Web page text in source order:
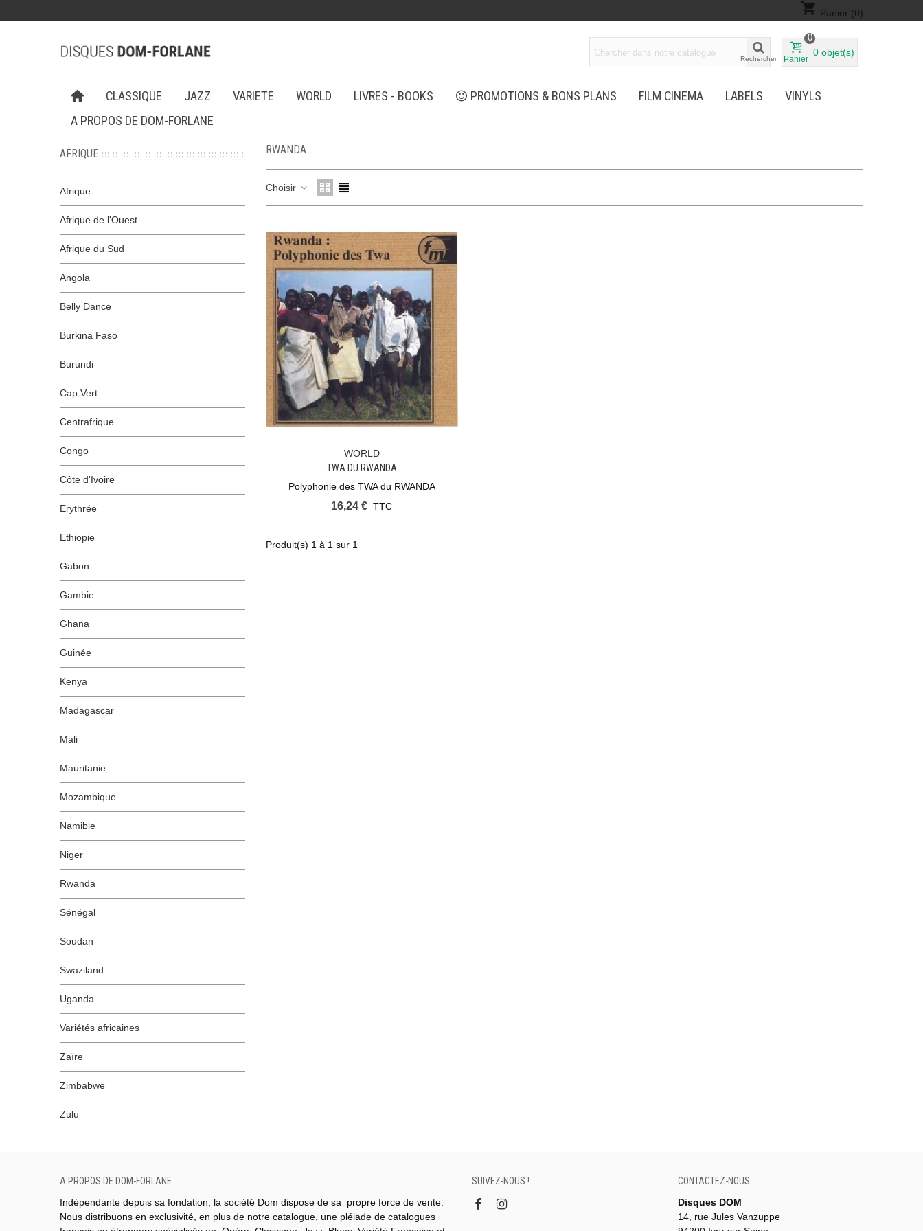
shopping_cart Panier (0)
Rechercher Panier
0
0 objet(s)
CLASSIQUE JAZZ VARIETE WORLD LIVRES - BOOKS PROMOTIONS & BONS PLANS FILM CINEMA LABELS
VINYLS
A PROPOS DE DOM-FORLANE
AFRIQUE
Afrique
Afrique de l'Ouest
Afrique du Sud
Angola
Belly Dance
Burkina Faso
Burundi
Cap Vert
Centrafrique
Congo
Côte d'Ivoire
Erythrée
Ethiopie
Gabon
Gambie
Ghana
Guinée
Kenya
Madagascar
Mali
Mauritanie
Mozambique
Namibie
Niger
Rwanda
Sénégal
Soudan
Swaziland
Uganda
Variétés africaines
Zaïre
Zimbabwe
Zulu
RWANDA
Choisir
Ajouter Au Panier
WORLD
TWA DU RWANDA
Polyphonie des TWA du RWANDA
16,24 € TTC
Produit(s) 1 à 1 sur 1
A PROPOS DE DOM-FORLANE
Indépendante depuis sa fondation, la société Dom dispose de sa propre force de vente.
Nous distribuons en exclusivité, en plus de notre catalogue, une pléiade de catalogues
SUIVEZ-NOUS !
CONTACTEZ-NOUS
Disques DOM
14, rue Jules Vanzuppe